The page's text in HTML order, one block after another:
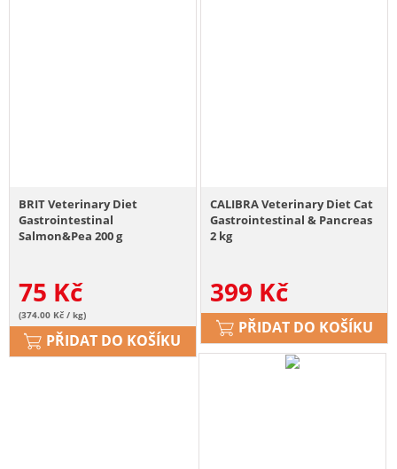
BRIT Veterinary Diet
Gastrointestinal
Salmon&Pea 200 g
75 Kč
(374.00 Kč / kg)
PŘIDAT DO KOŠÍKU
CALIBRA Veterinary Diet Cat
Gastrointestinal & Pancreas
2 kg
399 Kč
PŘIDAT DO KOŠÍKU